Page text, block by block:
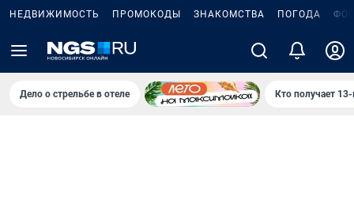
НЕДВИЖИМОСТЬ ПРОМОКОДЫ ЗНАКОМСТВА ПОГОДА
Дело о стрельбе в отеле Кто получает